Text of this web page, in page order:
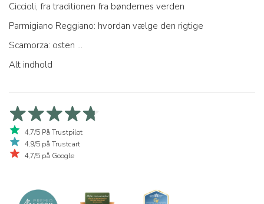
Ciccioli, fra traditionen fra bøndernes verden
Parmigiano Reggiano: hvordan vælge den rigtige
Scamorza: osten ...
Alt indhold
4,7/5 På Trustpilot
4,9/5 på Trustcart
4,7/5 på Google